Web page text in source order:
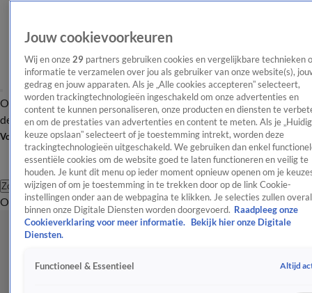
OverzichtAfleveringen Entertainment TV Algemeen
Tip
de redactieNieuwsbrief
Volg Shownieuws
Zoeken
OverzichtEntertainmentSpraakmakendRealityCrimeVideo's
Jouw cookievoorkeuren
Wij en onze 29 partners gebruiken cookies en vergelijkbare technieken
informatie te verzamelen over jou als gebruiker van onze website(s),
gedrag en jouw apparaten. Als je „Alle cookies accepteren” selecteert,
worden trackingtechnologieën ingeschakeld om onze advertenties en
content te kunnen personaliseren, onze producten en diensten te
en om de prestaties van advertenties en content te meten. Als je
keuze opslaan” selecteert of je toestemming intrekt, worden deze
trackingtechnologieën uitgeschakeld. We gebruiken dan enkel
essentiële cookies om de website goed te laten functioneren en veilig te
houden. Je kunt dit menu op ieder moment opnieuw openen om je
wijzigen of om je toestemming in te trekken door op de link Cookie-
instellingen onder aan de webpagina te klikken. Je selecties zullen overal
binnen onze Digitale Diensten worden doorgevoerd. Raadpleeg onze
Cookieverklaring voor meer informatie.
Bekijk hier onze Digitale
Diensten.
Functioneel & Essentieel Altijd